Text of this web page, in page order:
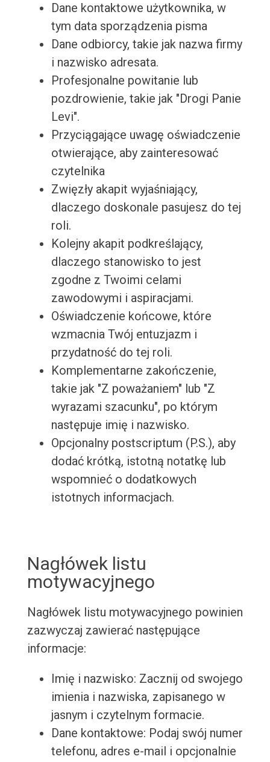
Dane kontaktowe użytkownika, w
tym data sporządzenia pisma
Dane odbiorcy, takie jak nazwa firmy
i nazwisko adresata.
Profesjonalne powitanie lub
pozdrowienie, takie jak "Drogi Panie
Levi".
Przyciągające uwagę oświadczenie
otwierające, aby zainteresować
czytelnika
Zwięzły akapit wyjaśniający,
dlaczego doskonale pasujesz do tej
roli.
Kolejny akapit podkreślający,
dlaczego stanowisko to jest
zgodne z Twoimi celami
zawodowymi i aspiracjami.
Oświadczenie końcowe, które
wzmacnia Twój entuzjazm i
przydatność do tej roli.
Komplementarne zakończenie,
takie jak "Z poważaniem" lub "Z
wyrazami szacunku", po którym
następuje imię i nazwisko.
Opcjonalny postscriptum (P.S.), aby
dodać krótką, istotną notatkę lub
wspomnieć o dodatkowych
istotnych informacjach.
Nagłówek listu
motywacyjnego
Nagłówek listu motywacyjnego powinien
zazwyczaj zawierać następujące
informacje:
Imię i nazwisko: Zacznij od swojego
imienia i nazwiska, zapisanego w
jasnym i czytelnym formacie.
Dane kontaktowe: Podaj swój numer
telefonu, adres e-mail i opcjonalnie